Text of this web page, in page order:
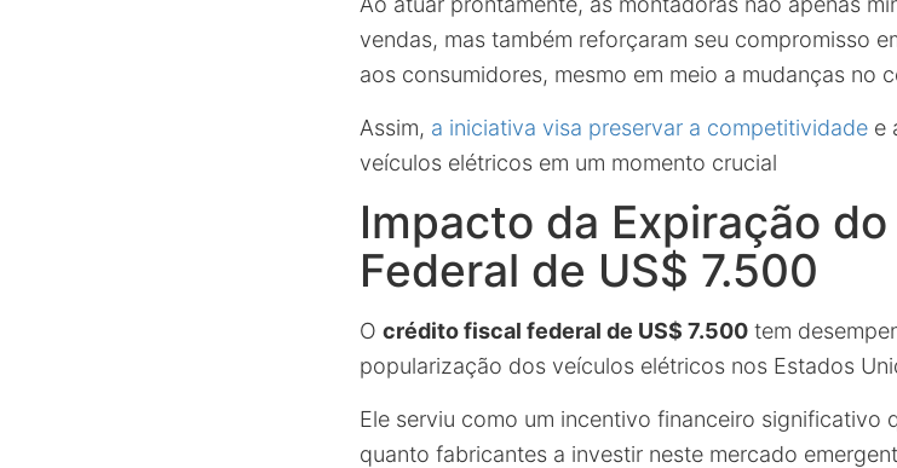
vendas, mas também reforçaram seu compromisso
aos consumidores, mesmo em meio a mudanças no
Assim, a iniciativa visa preservar a competitividade e
veículos elétricos em um momento crucial
Impacto da Expiração
Federal de US$ 7.500
O crédito fiscal federal de US$ 7.500 tem
popularização dos veículos elétricos nos Estados
Ele serviu como um incentivo financeiro significativo
quanto fabricantes a investir neste mercado